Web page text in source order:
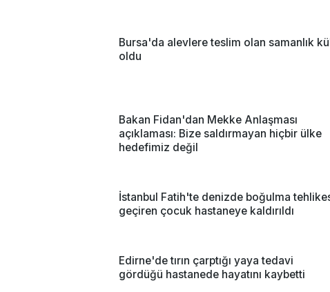
Bursa'da alevlere teslim olan samanlık
oldu
Bakan Fidan'dan Mekke Anlaşması
açıklaması: Bize saldırmayan hiçbir ülke
hedefimiz değil
İstanbul Fatih'te denizde boğulma
geçiren çocuk hastaneye kaldırıldı
Edirne'de tırın çarptığı yaya tedavi
gördüğü hastanede hayatını kaybetti